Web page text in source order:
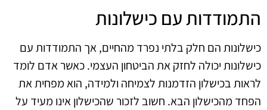
התמודדות עם כישלונות
כישלונות הם חלק בלתי נפרד מהחיים, אך התמודדות עם
כישלונות יכולה לחזק את הביטחון העצמי. כאשר אדם לומד
לראות בכישלון הזדמנות לצמיחה ולמידה, הוא מפחית את
הפחד מהכישלון הבא. חשוב לזכור שהכישלון אינו מעיד על